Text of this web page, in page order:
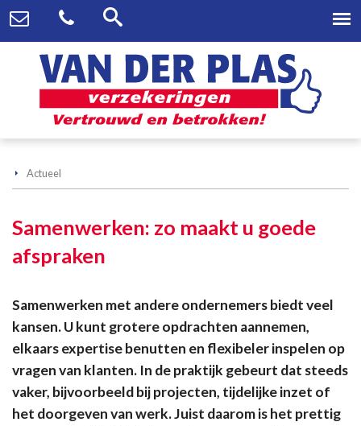
Actueel
Samenwerken: zo maakt u goede
afspraken
Samenwerken met andere ondernemers biedt veel
kansen. U kunt grotere opdrachten aannemen,
elkaars expertise benutten en flexibeler inspelen op
vragen van klanten. In de praktijk gebeurt dat steeds
vaker, bijvoorbeeld bij projecten, tijdelijke inzet of
het doorgeven van werk. Juist daarom is het prettig